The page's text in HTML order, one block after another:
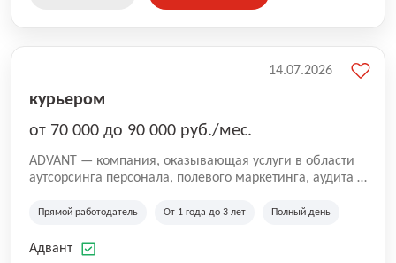
курьером
от 70 000 до 90 000 руб./мес.
ADVANT — компания, оказывающая услуги в области
аутсорсинга персонала, полевого маркетинга, аудита и
региональных клиентов. Мы работаем на рынке с
Казахстана и Беларуси, сотрудничая с компаниями из
Прямой работодатель От 1 года до 3 лет Полный день
Адвант
14.07.2026